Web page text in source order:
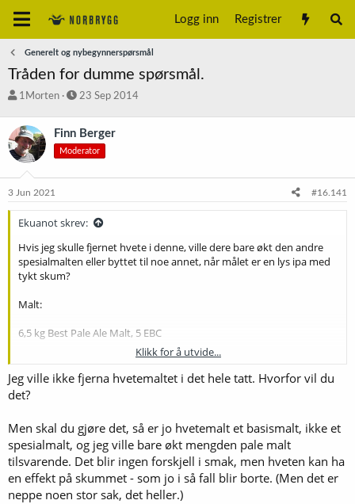
Logg inn Registrer
Generelt og nybegynnerspørsmål
Tråden for dumme spørsmål.
T
å
d
s
a
r
t
e
1Morten
S
r
t
a
o
23 Sep 2014
Finn Berger
Moderator
3 Jun 2021 #16.141
Ekuanot skrev:
Hvis jeg skulle fjernet hvete i denne, ville dere bare økt den andre
spesialmalten eller byttet til noe annet, når målet er en lys ipa med
tykt skum?
Malt:
6,5 kg Best Pale Ale Malt, 5 EBC
0,3 kg Best Caramel Hell, 30 EBC
0,3 kg Best Wheat Malt, 5 EBC
Klikk for å utvide...
Jeg ville ikke fjerna hvetemaltet i det hele tatt. Hvorfor vil du
det?
Men skal du gjøre det, så er jo hvetemalt et basismalt, ikke et
spesialmalt, og jeg ville bare økt mengden pale malt
tilsvarende. Det blir ingen forskjell i smak, men hveten kan ha
en effekt på skummet - som jo i så fall blir borte. (Men det er
neppe noen stor sak, det heller.)